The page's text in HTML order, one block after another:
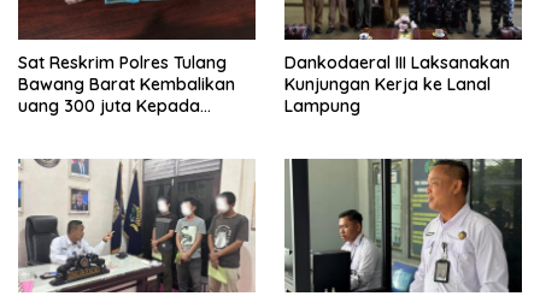
Sat Reskrim Polres Tulang
Bawang Barat Kembalikan
uang 300 juta Kepada
Dankodaeral III Laksanakan
Kunjungan Kerja ke Lanal
Lampung